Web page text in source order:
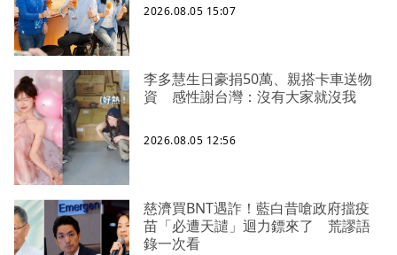
2026.08.05 15:07
李多慧生日豪捐50萬、親搭卡車送物
資 感性謝台灣：沒有大家就沒我
2026.08.05 12:56
慈濟買BNT遇詐！藍白昔嗆政府擋疫
苗「必遭天譴」迴力鏢來了 荒謬語
錄一次看